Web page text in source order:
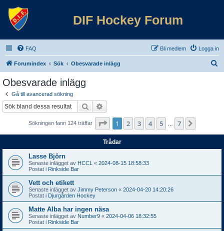
DIF Hockey Forum
FAQ Logga in
Bli medlem
Forumindex Sök Obesvarade inlägg
Obesvarade inlägg
Gå till avancerad sökning
Sök
Sökningen fann 124 träffar Sida av 7
1 2 3 4 5 7
Trådar
Lasse Björn
Senaste inlägget av HCCL « 2024-08-15 18:58:33
Postat i Rinkside Bar
Vett och etikett
Senaste inlägget av Jimmy Peterson « 2024-04-20 14:20:26
Postat i Djurgården Hockey
Matte Alba har ingen näsa
Senaste inlägget av Number9 « 2024-04-06 18:32:55
Postat i Rinkside Bar